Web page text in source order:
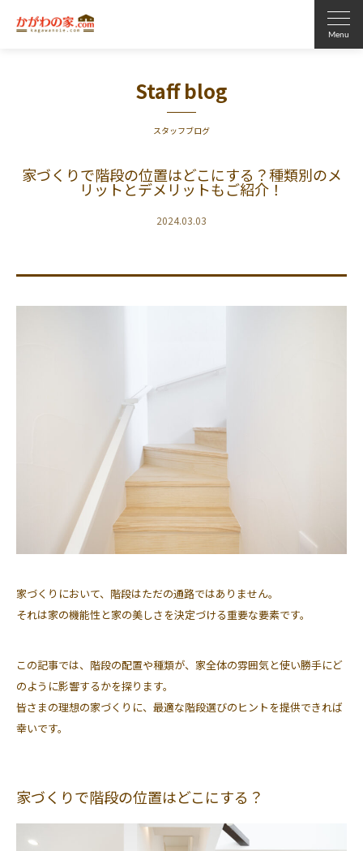
Staff blog
スタッフブログ
家づくりで階段の位置はどこにする？種類別のメ
リットとデメリットもご紹介！
2024.03.03
家づくりにおいて、階段はただの通路ではありません。
それは家の機能性と家の美しさを決定づける重要な要素です。
この記事では、階段の配置や種類が、家全体の雰囲気と使い勝手にど
のように影響するかを探ります。
皆さまの理想の家づくりに、最適な階段選びのヒントを提供できれば
幸いです。
家づくりで階段の位置はどこにする？